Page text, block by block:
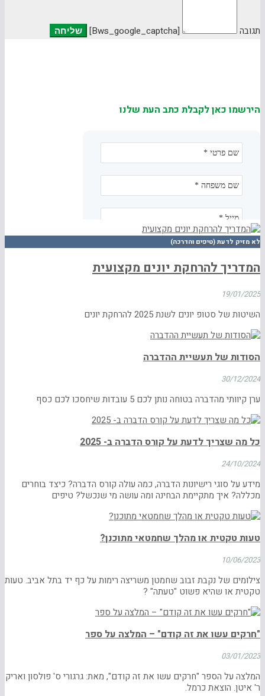
תגובה [bws_google_captcha]
הירשמו כאן לקבלת כתב העת שלנו
לא מזיק לדעת (טיפים והדרכה)
המדריך להרחקת יונים מקצועית
19/01/2025
השיטות של סטופ יונים לשנת 2025 להרחקת יונים
הסודות של תעשיית ההדברה
30/12/2024
ערן קיוותי מהדברה בטוחה נותן לכם 5 עובדות שיחסכו לכם כסף
כל מה שצריך לדעת על קורס הדברה ב- 2025
24/10/2024
מידע על סוגי רישיונות הדברה, כמה עולה קורס הדברה? כיצד בוחרים
מכללה? איך מתקיימת הבחינה ומה עושה מי שנכשל? טיפים
טעות טקטית או מהלך שחמטאי מתוכנן?
10/06/2023
צילומים של נקבת זבוב שחמטן משריצה רימות על כף יד בתל אביב. טעות
טקטית או שהיא פשוט "טעתה" ?
"חרקים עשו את זה קודם" – המלצה על ספר
03/01/2023
המלצה על הספר "חרקים עשו את זה קודם", מאת: גרגורי ס' פולסון ואריק
ר' איטן. הוצאת כרמל.